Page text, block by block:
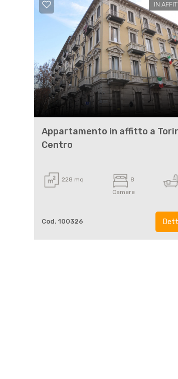
IN
Appartamento in affitto a
Centro
228 mq
8
Camere
Cod. 100326
Qualsiasi